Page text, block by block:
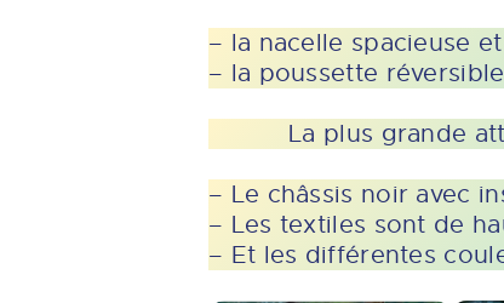
– la nacelle spacieuse
– la poussette
La plus grande
– Le châssis noir avec
– Les textiles sont de
– Et les différentes